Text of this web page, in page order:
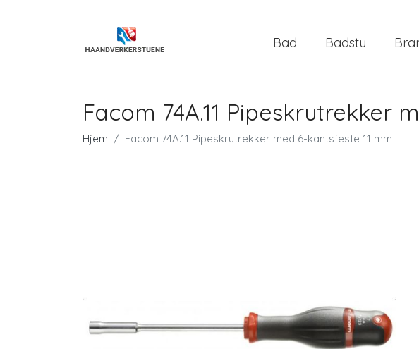
Bad Badstu
Facom 74A.11 Pipeskrutrekker
Hjem Facom 74A.11 Pipeskrutrekker med 6-kantsfeste 11 mm